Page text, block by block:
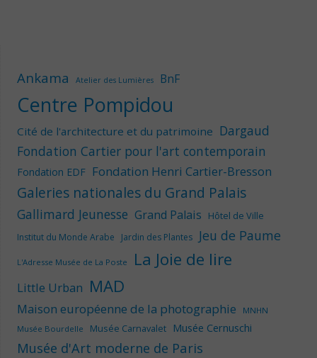
Ankama Atelier des Lumières BnF
Centre Pompidou
Cité de l'architecture et du patrimoine Dargaud
Fondation Cartier pour l'art contemporain
Fondation EDF Fondation Henri Cartier-Bresson
Galeries nationales du Grand Palais
Gallimard Jeunesse Grand Palais Hôtel de Ville
Institut du Monde Arabe Jardin des Plantes Jeu de Paume
L'Adresse Musée de La Poste La Joie de lire
Little Urban MAD
Maison européenne de la photographie
MNHN
Musée Bourdelle
Musée Carnavalet Musée Cernuschi
Musée d'Art moderne de Paris